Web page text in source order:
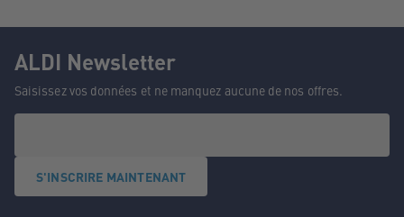
ALDI Newsletter
Saisissez vos données et ne manquez aucune de nos offres.
S'INSCRIRE MAINTENANT